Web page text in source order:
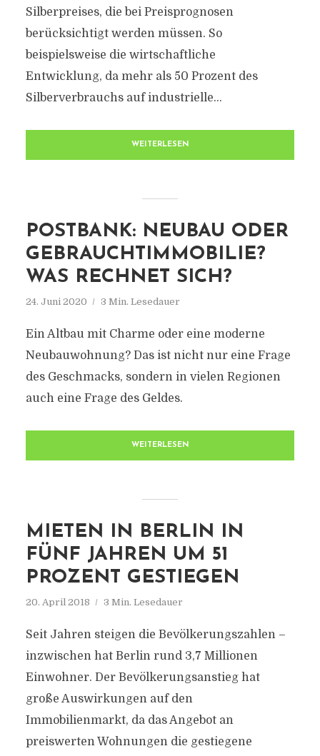
Silberpreises, die bei Preisprognosen
berücksichtigt werden müssen. So
beispielsweise die wirtschaftliche
Entwicklung, da mehr als 50 Prozent des
Silberverbrauchs auf industrielle...
WEITERLESEN
POSTBANK: NEUBAU ODER
GEBRAUCHTIMMOBILIE?
WAS RECHNET SICH?
24. Juni 2020 3 Min. Lesedauer
Ein Altbau mit Charme oder eine moderne
Neubauwohnung? Das ist nicht nur eine Frage
des Geschmacks, sondern in vielen Regionen
auch eine Frage des Geldes.
WEITERLESEN
MIETEN IN BERLIN IN
FÜNF JAHREN UM 51
PROZENT GESTIEGEN
20. April 2018 3 Min. Lesedauer
Seit Jahren steigen die Bevölkerungszahlen –
inzwischen hat Berlin rund 3,7 Millionen
Einwohner. Der Bevölkerungsanstieg hat
große Auswirkungen auf den
Immobilienmarkt, da das Angebot an
preiswerten Wohnungen die gestiegene